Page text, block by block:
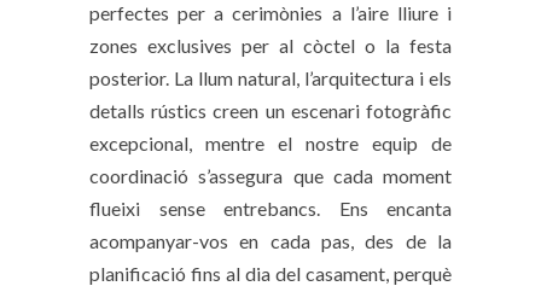
perfectes per a cerimònies a l’aire lliure i
zones exclusives per al còctel o la festa
posterior. La llum natural, l’arquitectura i els
detalls rústics creen un escenari fotogràfic
excepcional, mentre el nostre equip de
coordinació s’assegura que cada moment
flueixi sense entrebancs. Ens encanta
acompanyar-vos en cada pas, des de la
planificació fins al dia del casament, perquè